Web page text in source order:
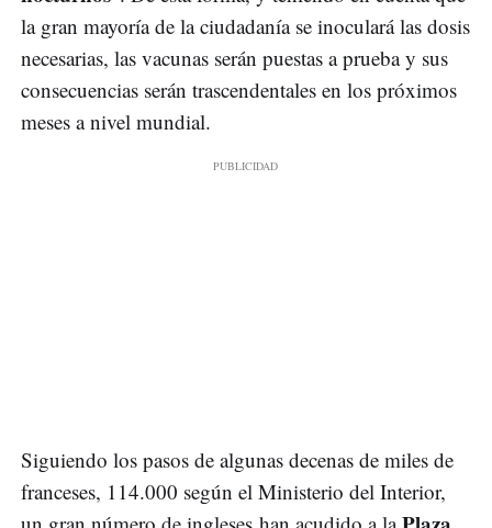
la gran mayoría de la ciudadanía se inoculará las dosis
necesarias, las vacunas serán puestas a prueba y sus
consecuencias serán trascendentales en los próximos
meses a nivel mundial.
Siguiendo los pasos de algunas decenas de miles de
franceses, 114.000 según el Ministerio del Interior,